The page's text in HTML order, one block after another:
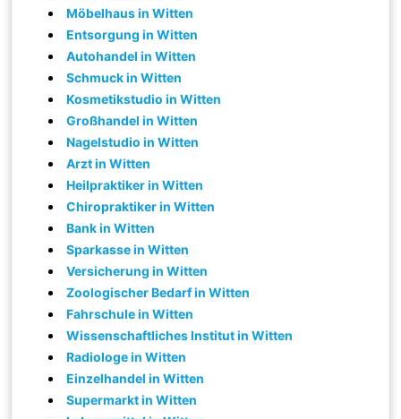
Möbelhaus in Witten
Entsorgung in Witten
Autohandel in Witten
Schmuck in Witten
Kosmetikstudio in Witten
Großhandel in Witten
Nagelstudio in Witten
Arzt in Witten
Heilpraktiker in Witten
Chiropraktiker in Witten
Bank in Witten
Sparkasse in Witten
Versicherung in Witten
Zoologischer Bedarf in Witten
Fahrschule in Witten
Wissenschaftliches Institut in Witten
Radiologe in Witten
Einzelhandel in Witten
Supermarkt in Witten